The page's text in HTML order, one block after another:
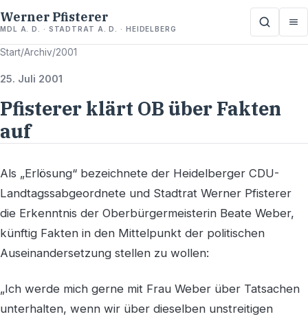
Werner Pfisterer
MDL A. D. · STADTRAT A. D. · HEIDELBERG
Start/Archiv/2001
25. Juli 2001
Pfisterer klärt OB über Fakten
auf
Als „Erlösung“ bezeichnete der Heidelberger CDU-
Landtagssabgeordnete und Stadtrat Werner Pfisterer
die Erkenntnis der Oberbürgermeisterin Beate Weber,
künftig Fakten in den Mittelpunkt der politischen
Auseinandersetzung stellen zu wollen:
„Ich werde mich gerne mit Frau Weber über Tatsachen
unterhalten, wenn wir über dieselben unstreitigen